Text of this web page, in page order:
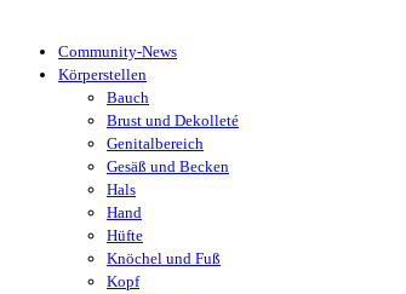
Community-News
Körperstellen
Bauch
Brust und Dekolleté
Genitalbereich
Gesäß und Becken
Hals
Hand
Hüfte
Knöchel und Fuß
Kopf